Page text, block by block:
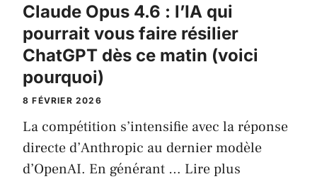
Claude Opus 4.6 : l’IA qui
pourrait vous faire résilier
ChatGPT dès ce matin (voici
pourquoi)
8 FÉVRIER 2026
La compétition s’intensifie avec la réponse
directe d’Anthropic au dernier modèle
d’OpenAI. En générant … Lire plus